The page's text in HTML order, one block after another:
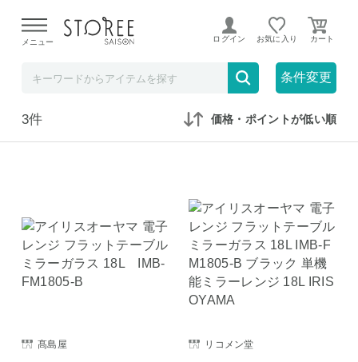
よる配送遅延が発生しております。
メニュー ログイン お気に入り
条件変更
在庫なしも表示 セール対象のみ
3件 価格・ポイントが低い順
髙島屋 リコメン堂